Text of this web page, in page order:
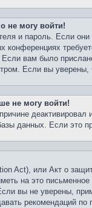
не могу войти!
и пароль. Если
конференциях
Если вам было
Если вы
не могу войти!
данных. Если это
Act), или Акт о
на это
вы не уверены,
рекомендаций